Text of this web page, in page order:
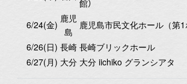
館）
6/24(金)
鹿児
島
鹿児島市民文化ホール（第1
6/26(日) 長崎 長崎ブリックホール
6/27(月) 大分 大分 iichiko グランシアタ